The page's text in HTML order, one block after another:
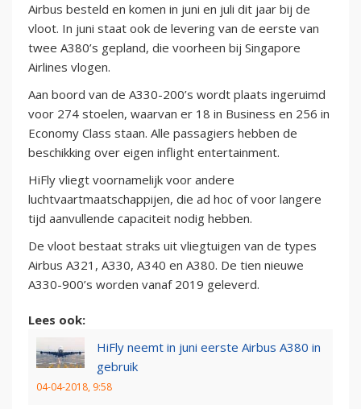
Airbus besteld en komen in juni en juli dit jaar bij de
vloot. In juni staat ook de levering van de eerste van
twee A380’s gepland, die voorheen bij Singapore
Airlines vlogen.
Aan boord van de A330-200’s wordt plaats ingeruimd
voor 274 stoelen, waarvan er 18 in Business en 256 in
Economy Class staan. Alle passagiers hebben de
beschikking over eigen inflight entertainment.
HiFly vliegt voornamelijk voor andere
luchtvaartmaatschappijen, die ad hoc of voor langere
tijd aanvullende capaciteit nodig hebben.
De vloot bestaat straks uit vliegtuigen van de types
Airbus A321, A330, A340 en A380. De tien nieuwe
A330-900’s worden vanaf 2019 geleverd.
Lees ook:
HiFly neemt in juni eerste Airbus A380 in
gebruik
04-04-2018, 9:58